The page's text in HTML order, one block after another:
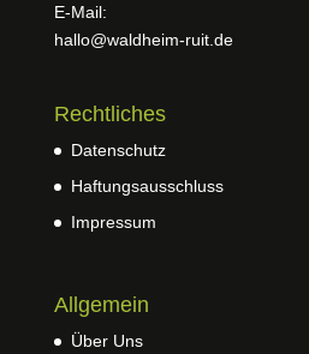
E-Mail:
hallo@waldheim-ruit.de
Rechtliches
Datenschutz
Haftungsausschluss
Impressum
Allgemein
Über Uns